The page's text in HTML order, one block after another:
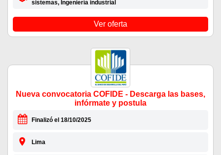
sistemas, Ingeniería industrial
Ver oferta
Nueva convocatoria COFIDE - Descarga las bases,
infórmate y postula
Finalizó el 18/10/2025
Lima